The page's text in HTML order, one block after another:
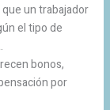
un trabajador
el tipo de
bonos,
por